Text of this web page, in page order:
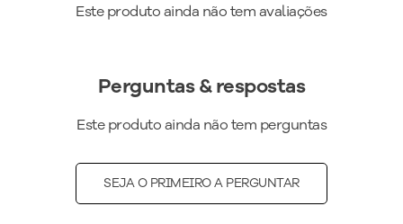
Este produto ainda não tem avaliações
Perguntas & respostas
Este produto ainda não tem perguntas
SEJA O PRIMEIRO A PERGUNTAR